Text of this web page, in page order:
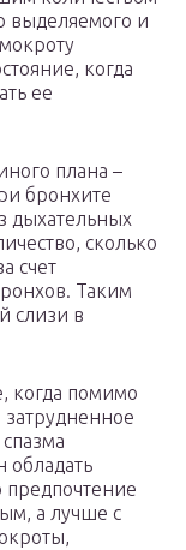
выделяемого и
когда
ее
плана –
бронхите
дыхательных
сколько
счет
Таким
слизи в
когда помимо
обладать
а лучше с